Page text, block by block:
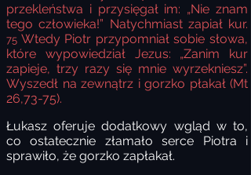
przekleństwa i przysięgał im: „Nie znam
tego człowieka!” Natychmiast zapiał kur.
75 Wtedy Piotr przypomniał sobie słowa,
które wypowiedział Jezus: „Zanim kur
zapieje, trzy razy się mnie wyrzekniesz”.
Wyszedł na zewnątrz i gorzko płakał (Mt
26,73-75).
Łukasz oferuje dodatkowy wgląd w to,
co ostatecznie złamało serce Piotra i
sprawiło, że gorzko zapłakał.